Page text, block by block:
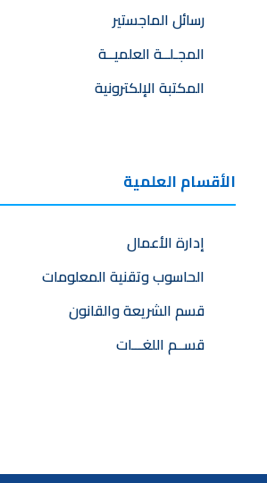
رسائل الماجستير
المجـلــة العلميــة
المكتبة الإلكترونية
الأقسام العلمية
إدارة الأعمال
الحاسوب وتقنية المعلومات
قسم الشريعة والقانون
قســم اللغـــات